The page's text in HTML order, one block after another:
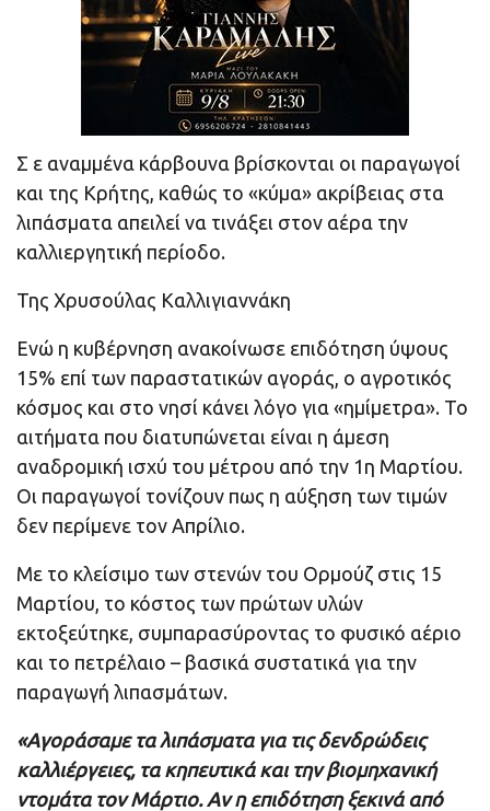
Σ ε αναμμένα κάρβουνα βρίσκονται οι παραγωγοί
και της Κρήτης, καθώς το «κύμα» ακρίβειας στα
λιπάσματα απειλεί να τινάξει στον αέρα την
καλλιεργητική περίοδο.
Της Χρυσούλας Καλλιγιαννάκη
Ενώ η κυβέρνηση ανακοίνωσε επιδότηση ύψους
15% επί των παραστατικών αγοράς, ο αγροτικός
κόσμος και στο νησί κάνει λόγο για «ημίμετρα». Το
αιτήματα που διατυπώνεται είναι η άμεση
αναδρομική ισχύ του μέτρου από την 1η Μαρτίου.
Οι παραγωγοί τονίζουν πως η αύξηση των τιμών
δεν περίμενε τον Απρίλιο.
Με το κλείσιμο των στενών του Ορμούζ στις 15
Μαρτίου, το κόστος των πρώτων υλών
εκτοξεύτηκε, συμπαρασύροντας το φυσικό αέριο
και το πετρέλαιο – βασικά συστατικά για την
παραγωγή λιπασμάτων.
«Αγοράσαμε τα λιπάσματα για τις δενδρώδεις
καλλιέργειες, τα κηπευτικά και την βιομηχανική
ντομάτα τον Μάρτιο. Αν η επιδότηση ξεκινά από